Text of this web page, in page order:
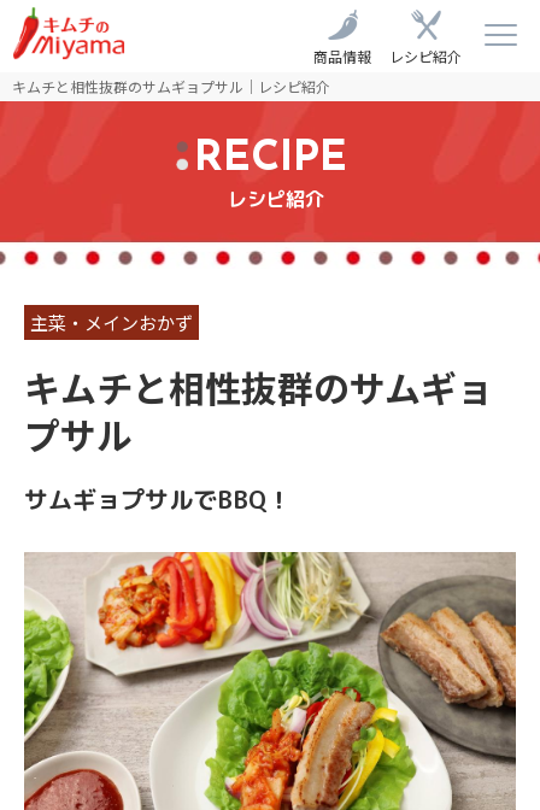
商品情報
レシピ紹介
キムチと相性抜群のサムギョプサル｜レシピ紹介
RECIPE
レシピ紹介
主菜・メインおかず
キムチと相性抜群のサムギョ
プサル
サムギョプサルでBBQ！